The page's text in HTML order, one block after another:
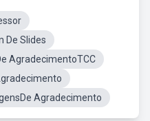
De Slides
AgradecimentoTCC
Agradecimento